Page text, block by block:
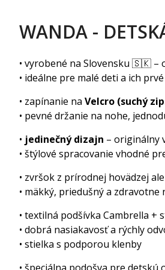
WANDA -
• vyrobené na Slovensku 🇸🇰 –
• ideálne pre malé deti a ich
• zapínanie na Velcro (suchý
• pevné držanie na nohe,
• jedinečný dizajn – originálny
• štýlové spracovanie vhodné
• zvršok z prírodnej hovädzej
• mäkký, priedušný a zdravotne
• textilná podšívka Cambrella +
• dobrá nasiakavosť a rýchly
• stielka s podporou klenby